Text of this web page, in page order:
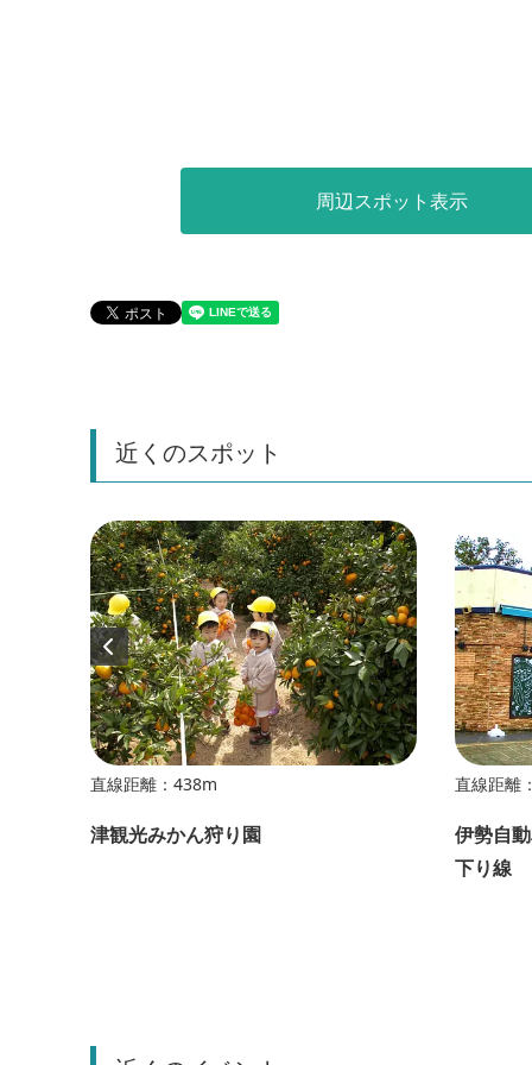
周辺スポット表示
近くのスポット
直線距離：438m
津観光みかん狩り園
直線距離
伊勢自
下り線